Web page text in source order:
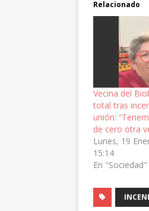
Relacionado
Vecina del
total tras
unión:
de cero otra
Lunes, 19
15:14
En "Sociedad"